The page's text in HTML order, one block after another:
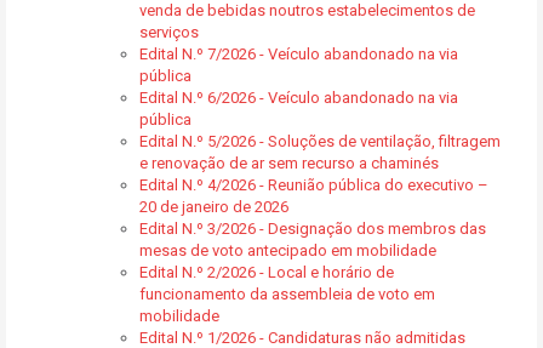
venda de bebidas noutros estabelecimentos de
serviços
Edital N.º 7/2026 - Veículo abandonado na via
pública
Edital N.º 6/2026 - Veículo abandonado na via
pública
Edital N.º 5/2026 - Soluções de ventilação, filtragem
e renovação de ar sem recurso a chaminés
Edital N.º 4/2026 - Reunião pública do executivo –
20 de janeiro de 2026
Edital N.º 3/2026 - Designação dos membros das
mesas de voto antecipado em mobilidade
Edital N.º 2/2026 - Local e horário de
funcionamento da assembleia de voto em
mobilidade
Edital N.º 1/2026 - Candidaturas não admitidas